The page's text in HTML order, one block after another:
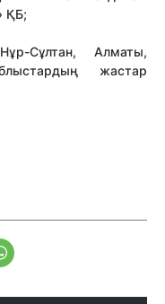
ҚБ;
Сұлтан, Алматы,
жастар